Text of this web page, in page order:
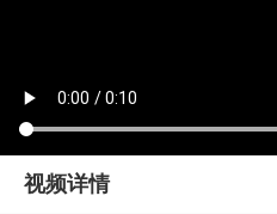
视频详情